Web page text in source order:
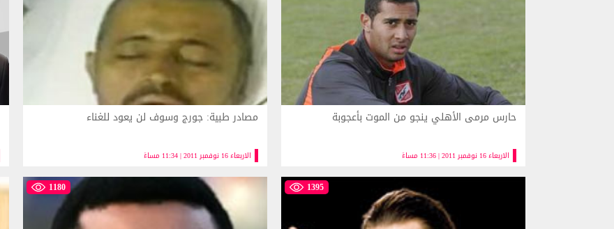
الاربعاء 16 نوفمبر 2011 | 11:36 مساءً
حارس مرمى الأهلي ينجو من الموت بأعجوبة
الاربعاء 16 نوفمبر 2011 | 11:34 مساءً
مصادر طبية: جورج وسوف لن يعود للغناء
1395
1180